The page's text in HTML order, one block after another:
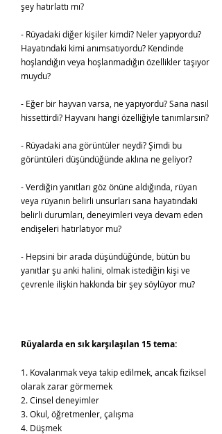
şey hatırlattı mı?
- Rüyadaki diğer kişiler kimdi? Neler yapıyordu?
Hayatındaki kimi anımsatıyordu? Kendinde
hoşlandığın veya hoşlanmadığın özellikler taşıyor
muydu?
- Eğer bir hayvan varsa, ne yapıyordu? Sana nasıl
hissettirdi? Hayvanı hangi özelliğiyle tanımlarsın?
- Rüyadaki ana görüntüler neydi? Şimdi bu
görüntüleri düşündüğünde aklına ne geliyor?
- Verdiğin yanıtları göz önüne aldığında, rüyan
veya rüyanın belirli unsurları sana hayatındaki
belirli durumları, deneyimleri veya devam eden
endişeleri hatırlatıyor mu?
- Hepsini bir arada düşündüğünde, bütün bu
yanıtlar şu anki halini, olmak istediğin kişi ve
çevrenle ilişkin hakkında bir şey söylüyor mu?
Rüyalarda en sık karşılaşılan 15 tema:
1. Kovalanmak veya takip edilmek, ancak fiziksel
olarak zarar görmemek
2. Cinsel deneyimler
3. Okul, öğretmenler, çalışma
4. Düşmek